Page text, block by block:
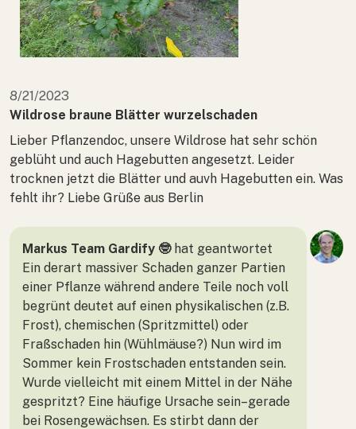
8/21/2023
Wildrose braune Blätter wurzelschaden
Lieber Pflanzendoc, unsere Wildrose hat sehr schön
geblüht und auch Hagebutten angesetzt. Leider
trocknen jetzt die Blätter und auvh Hagebutten ein. Was
fehlt ihr? Liebe Grüße aus Berlin
Markus Team Gardify 🤓hat geantwortet
Ein derart massiver Schaden ganzer Partien
einer Pflanze während andere Teile noch voll
begrünt deutet auf einen physikalischen (z.B.
Frost), chemischen (Spritzmittel) oder
Fraßschaden hin (Wühlmäuse?) Nun wird im
Sommer kein Frostschaden entstanden sein.
Wurde vielleicht mit einem Mittel in der Nähe
gespritzt? Eine häufige Ursache sein–gerade
bei Rosengewächsen. Es stirbt dann der